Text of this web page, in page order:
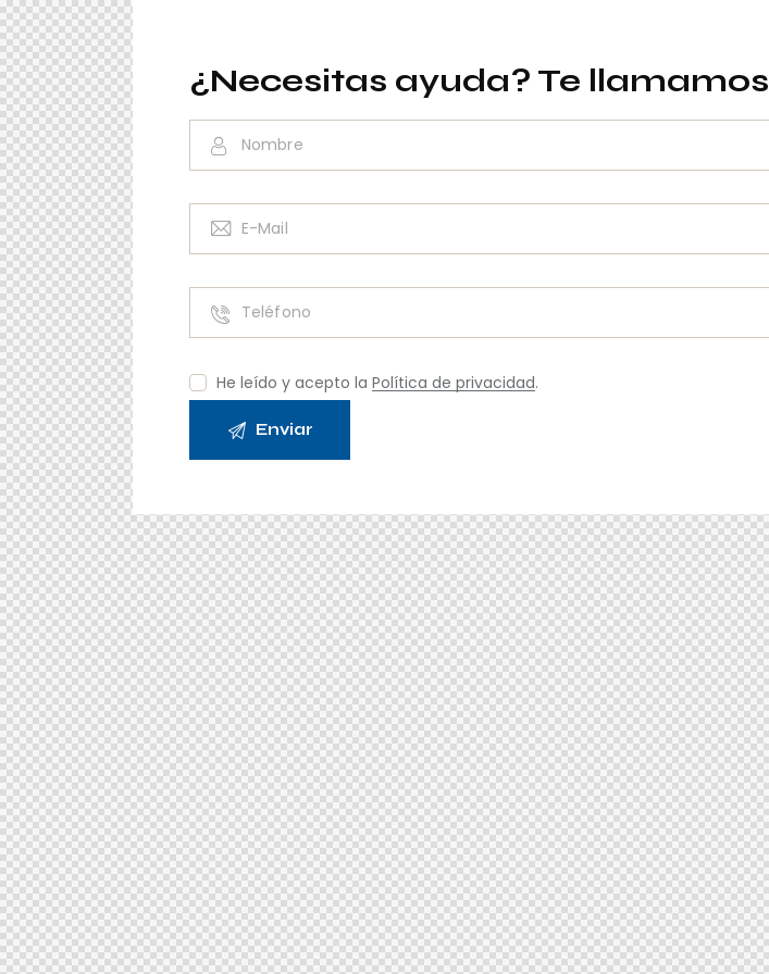
¿Necesitas ayuda? Te llamamos
He leído y acepto laPolítica de privacidad.